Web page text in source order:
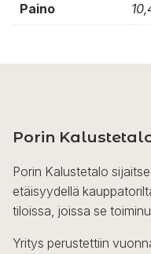
Paino
Porin
Porin Kalustetalo
etäisyydellä
tiloissa, joissa se
Yritys perustettiin